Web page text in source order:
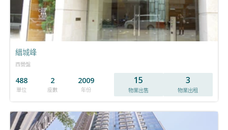
縉城峰
西營盤
488
單位
2
座數
2009
年份
15
物業出售
3
物業出租